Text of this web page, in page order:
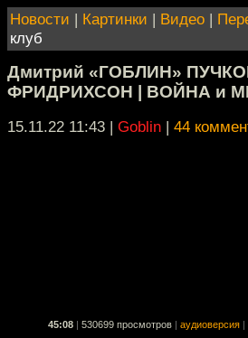
Новости | Картинки | Видео |
клуб
Дмитрий «ГОБЛИН»
ФРИДРИХСОН | ВОЙНА и
15.11.22 11:43 | Goblin | 44
45:08 530699 просмотров аудиоверсия